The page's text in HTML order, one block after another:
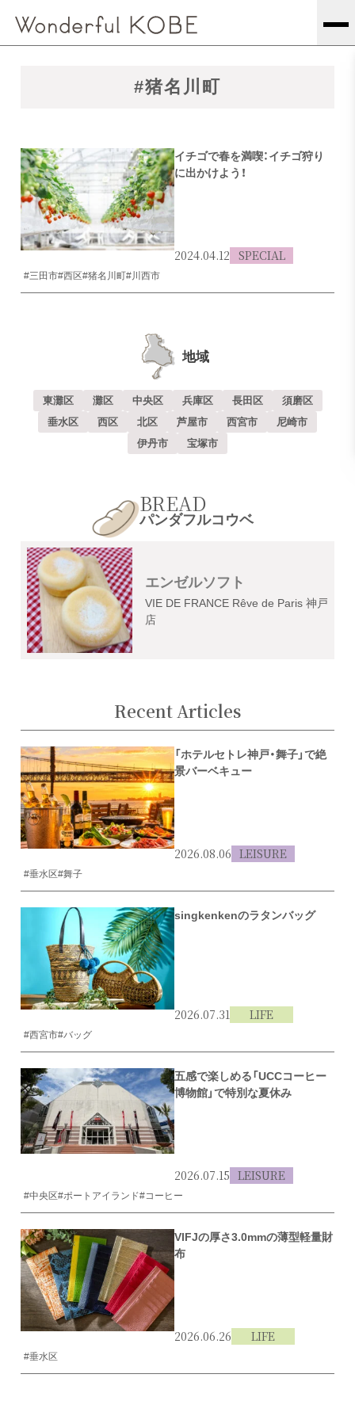
#猪名川町
イチゴで春を満喫：イチゴ狩り
に出かけよう！
2024.04.12 SPECIAL
#三田市#西区#猪名川町#川西市
地域
東灘区 灘区 中央区 兵庫区 長田区
須磨区
垂水区
西区 北区 芦屋市 西宮市
尼崎市
伊丹市
宝塚市
BREAD
パンダフルコウベ
エンゼルソフト
VIE DE FRANCE Rêve de Paris 神戸
店
Recent Articles
「ホテルセトレ神戸・舞子」で絶
景バーベキュー
2026.08.06 LEISURE
#垂水区#舞子
singkenkenのラタンバッグ
2026.07.31 LIFE
#西宮市#バッグ
五感で楽しめる「UCCコーヒー
博物館」で特別な夏休み
2026.07.15 LEISURE
#中央区#ポートアイランド#コーヒー
VIFJの厚さ3.0mmの薄型軽量財
布
2026.06.26 LIFE
#垂水区